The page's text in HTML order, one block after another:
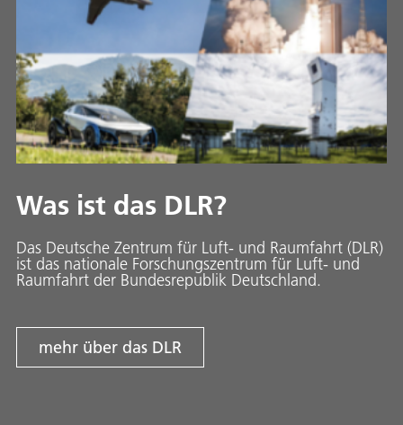
Was ist das DLR?
Das Deutsche Zentrum für Luft- und Raumfahrt (DLR)
ist das nationale Forschungszentrum für Luft- und
Raumfahrt der Bundesrepublik Deutschland.
mehr über das DLR